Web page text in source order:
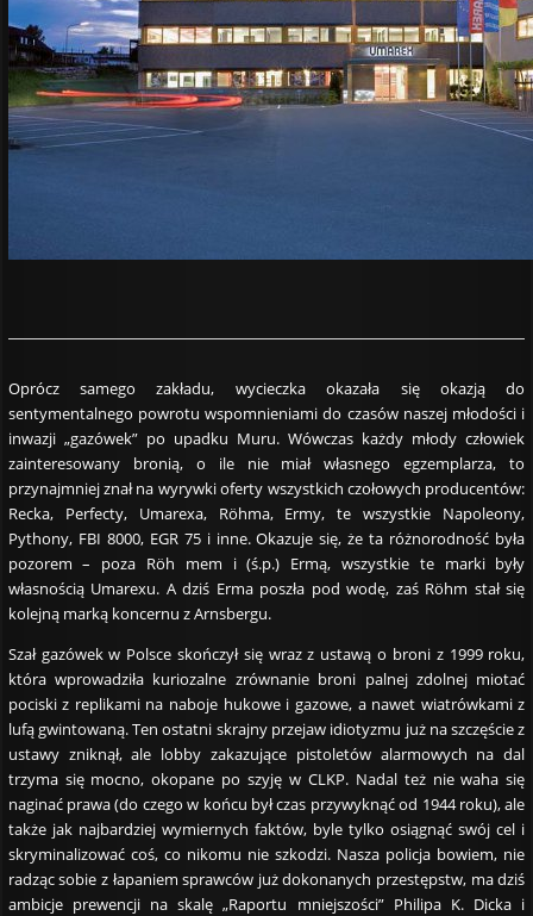
Oprócz samego zakładu, wycieczka okazała się okazją do
sentymentalnego powrotu wspomnieniami do czasów naszej młodości i
inwazji „gazówek” po upadku Muru. Wówczas każdy młody człowiek
zainteresowany bronią, o ile nie miał własnego egzemplarza, to
przynajmniej znał na wyrywki oferty wszystkich czołowych producentów:
Recka, Perfecty, Umarexa, Röhma, Ermy, te wszystkie Napoleony,
Pythony, FBI 8000, EGR 75 i inne. Okazuje się, że ta różnorodność była
pozorem – poza Röh mem i (ś.p.) Ermą, wszystkie te marki były
własnością Umarexu. A dziś Erma poszła pod wodę, zaś Röhm stał się
kolejną marką koncernu z Arnsbergu.
Szał gazówek w Polsce skończył się wraz z ustawą o broni z 1999 roku,
która wprowadziła kuriozalne zrównanie broni palnej zdolnej miotać
pociski z replikami na naboje hukowe i gazowe, a nawet wiatrówkami z
lufą gwintowaną. Ten ostatni skrajny przejaw idiotyzmu już na szczęście z
ustawy zniknął, ale lobby zakazujące pistoletów alarmowych na dal
trzyma się mocno, okopane po szyję w CLKP. Nadal też nie waha się
naginać prawa (do czego w końcu był czas przywyknąć od 1944 roku), ale
także jak najbardziej wymiernych faktów, byle tylko osiągnąć swój cel i
skryminalizować coś, co nikomu nie szkodzi. Nasza policja bowiem, nie
radząc sobie z łapaniem sprawców już dokonanych przestępstw, ma dziś
ambicje prewencji na skalę „Raportu mniejszości” Philipa K. Dicka i